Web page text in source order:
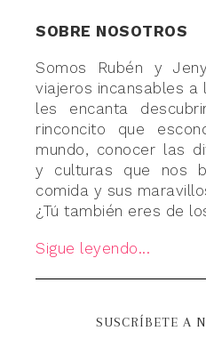
SOBRE NOSOTROS
Somos Rubén y
viajeros incansables a
les encanta
rinconcito que
mundo, conocer las
y culturas que nos
comida y sus
¿Tú también eres de
Sigue leyendo...
SUSCRÍBETE A